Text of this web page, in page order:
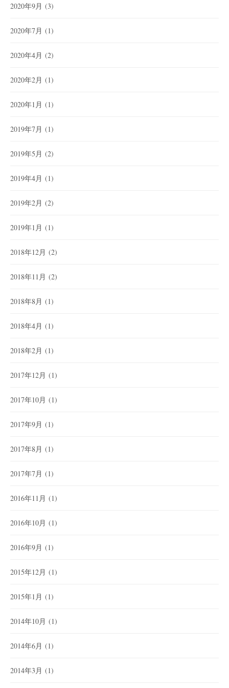
2020年9月 (3)
2020年7月 (1)
2020年4月 (2)
2020年2月 (1)
2020年1月 (1)
2019年7月 (1)
2019年5月 (2)
2019年4月 (1)
2019年2月 (2)
2019年1月 (1)
2018年12月 (2)
2018年11月 (2)
2018年8月 (1)
2018年4月 (1)
2018年2月 (1)
2017年12月 (1)
2017年10月 (1)
2017年9月 (1)
2017年8月 (1)
2017年7月 (1)
2016年11月 (1)
2016年10月 (1)
2016年9月 (1)
2015年12月 (1)
2015年1月 (1)
2014年10月 (1)
2014年6月 (1)
2014年3月 (1)